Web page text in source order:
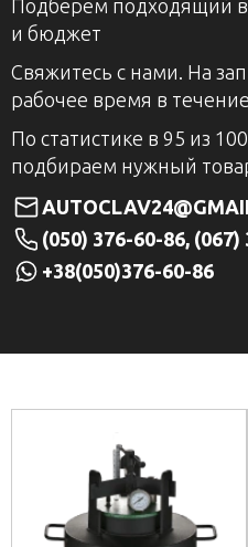
Подберем подходящий
и бюджет
Свяжитесь с нами. На
рабочее время в
По статистике в 95 из
подбираем нужный
(050) 376-60-86, (067)
+38(050)376-60-86